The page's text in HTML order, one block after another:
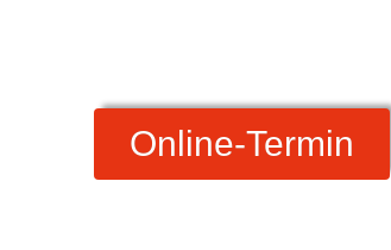
Online-Termin